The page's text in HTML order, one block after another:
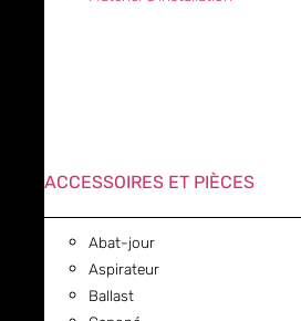
ACCESSOIRES ET PIÈCES
Abat-jour
Aspirateur
Ballast